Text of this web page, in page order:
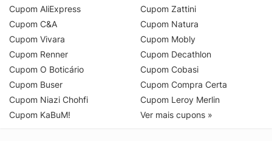
Cupom AliExpress
Cupom C&A
Cupom Vivara
Cupom Renner
Cupom O Boticário
Cupom Buser
Cupom Niazi Chohfi
Cupom KaBuM!
Cupom Zattini
Cupom Natura
Cupom Mobly
Cupom Decathlon
Cupom Cobasi
Cupom Compra Certa
Cupom Leroy Merlin
Ver mais cupons »